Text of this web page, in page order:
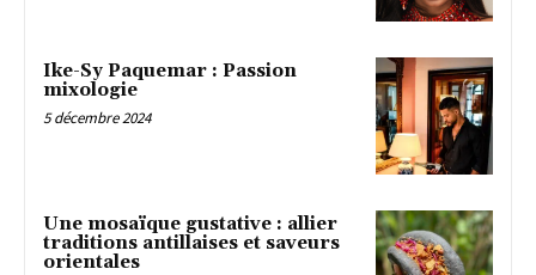
Ike-Sy Paquemar : Passion
mixologie
5 décembre 2024
Une mosaïque gustative : allier
traditions antillaises et saveurs
orientales